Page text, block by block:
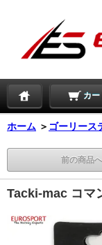
カー
ホーム ＞ ゴーリース
前の商品へ
Tacki-mac コマ